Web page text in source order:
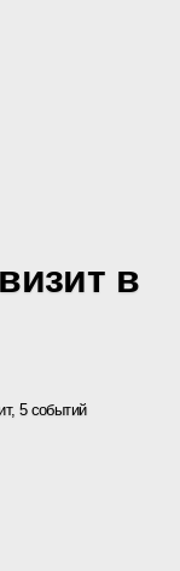
в
5 событий